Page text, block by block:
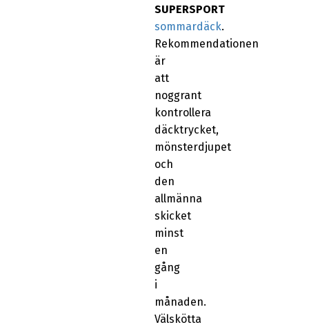
SUPERSPORT
sommardäck.
Rekommendationen
är
att
noggrant
kontrollera
däcktrycket,
mönsterdjupet
och
den
allmänna
skicket
minst
en
gång
i
månaden.
Välskötta